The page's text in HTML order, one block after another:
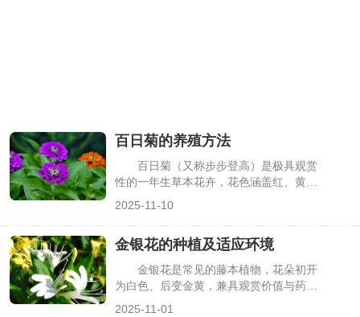
百日菊的养殖方法
百日菊（又称步步登高）是极具观赏
性的一年生草本花卉，花色涵盖红、黄、
粉、紫等多种，且花期长达3-4个月，从
但百日菊对光照、水肥有特定要求，若养
护不当，易出现徒长、花小、花期缩短等
问题。掌握科学的养殖方法，能让百日菊
株型紧凑、开花繁茂，下面详细介绍具体
要点。
2025-11-10
金银花的种植及适应环境
金银花是常见的藤本植物，花朵初开
为白色、后变金黄，兼具观赏价值与药用
2025-11-01